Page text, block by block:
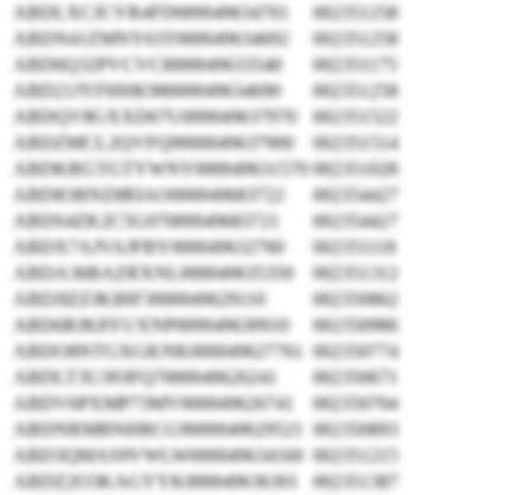
ABDLXCJCVR4FD000049634701
002351258
ABDN41ZMNY63T000049634692
002351258
ABD6Q32PVCVCI000049633540
002351175
ABD21JYFHHK98000049634690
002351258
ABDQV8GXXD67U000049637970
002351522
ABDZMCL2QVFQ9000049637900
002351514
ABDKRGTGTYWNY000049631570 002351028
ABDIOBNZ8RIAO000049683722
002354427
ABDS4ZK2C5G07000049683721
002354427
ABDX7AJVAJFBY000049632760
002351118
ABDA36BAZRXNL000049635350
002351312
ABDJIZZJKIHF3000049629110
002350862
ABD6RJK8YUXNP000049630910
002350986
ABDO8NTGXGKNK000049627761
002350774
ABDLT3U393FQ7000049626241
002350671
ABDV6PXMP73MV000049626741
002350704
ABDNRMBNHRCG9000049629521
002350893
ABD3QMAS9VWLW000049634160 002351215
ABDZ2O3KAGYYK000049636301
002351387